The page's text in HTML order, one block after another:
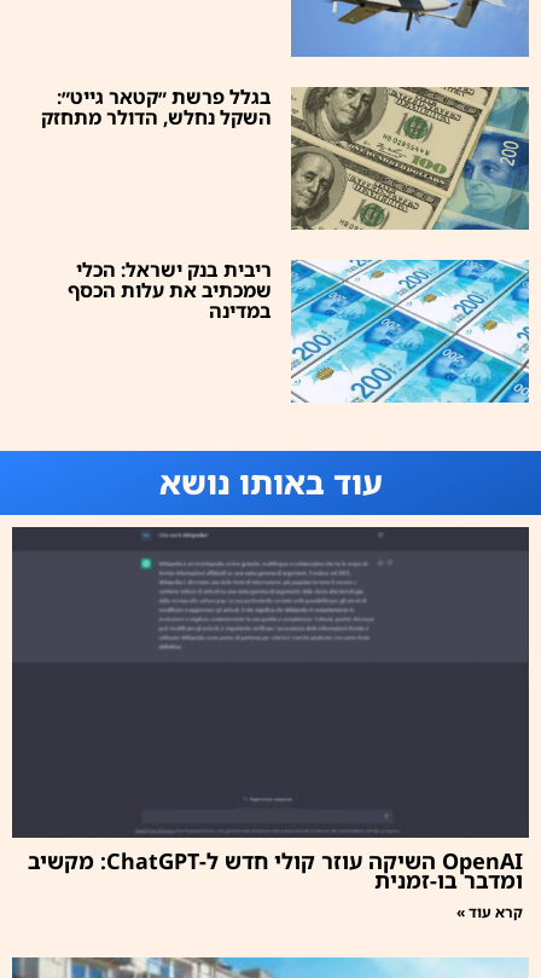
בגלל פרשת ״קטאר גייט״:
השקל נחלש, הדולר מתחזק
ריבית בנק ישראל: הכלי
שמכתיב את עלות הכסף
במדינה
עוד באותו נושא
OpenAI השיקה עוזר קולי חדש ל-ChatGPT: מקשיב
ומדבר בו-זמנית
קרא עוד »